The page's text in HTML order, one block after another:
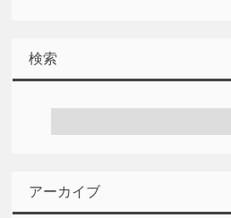
検索
アーカイブ